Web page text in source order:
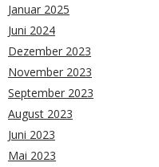
Januar 2025
Juni 2024
Dezember 2023
November 2023
September 2023
August 2023
Juni 2023
Mai 2023